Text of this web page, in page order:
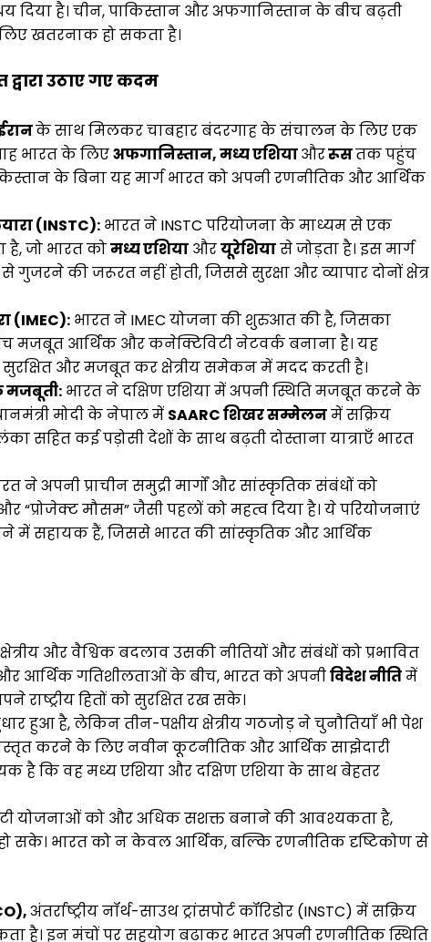
है। चीन, पाकिस्तान और अफगानिस्तान के बीच बढ़ती
खतरनाक हो सकता है।
उठाए गए कदम
के साथ मिलकर चाबहार बंदरगाह के संचालन के लिए एक
भारत के लिएअफगानिस्तान, मध्य एशियाऔररूसतक पहुंच
के बिना यह मार्ग भारत को अपनी रणनीतिक और आर्थिक
(INSTC): भारत ने INSTC परियोजना के माध्यम से एक
है, जो भारत कोमध्य एशिया औरयूरेशियासे जोड़ता है। इस मार्ग
की जरूरत नहीं होती, जिससे सुरक्षा और व्यापार दोनों क्षेत्र
(IMEC): भारत ने IMEC योजना की शुरुआत की है, जिसका
मजबूत आर्थिक और कनेक्टिविटी नेटवर्क बनाना है। यह
सुरक्षित और मजबूत कर क्षेत्रीय समेकन में मदद करती है।
मजबूती: भारत ने दक्षिण एशिया में अपनी स्थिति मजबूत करने के
मोदी के नेपाल में SAARC शिखर सम्मेलनमें सक्रिय
सहित कई पड़ोसी देशों के साथ बढ़ती दोस्ताना यात्राएँ भारत
ने अपनी प्राचीन समुद्री मार्गों और सांस्कृतिक संबंधों को
मौसम” जैसी पहलों को महत्व दिया है। ये परियोजनाएं
देने में सहायक हैं, जिससे भारत की सांस्कृतिक और आर्थिक
और वैश्विक बदलाव उसकी नीतियों और संबंधों को प्रभावित
आर्थिक गतिशीलताओं के बीच, भारत को अपनीविदेश नीतिमें
हितों को सुरक्षित रख सके।
हुआ है, लेकिन तीन-पक्षीय क्षेत्रीय गठजोड़ ने चुनौतियाँ भी पेश
विस्तृत करने के लिए नवीन कूटनीतिक और आर्थिक साझेदारी
है कि वह मध्य एशिया और दक्षिण एशिया के साथ बेहतर
योजनाओं को और अधिक सशक्त बनाने की आवश्यकता है,
हो सके। भारत को न केवल आर्थिक, बल्कि रणनीतिक दृष्टिकोण से
अंतर्राष्ट्रीय नॉर्थ-साउथ ट्रांसपोर्ट कॉरिडोर (INSTC) में सक्रिय
है। इन मंचों पर सहयोग बढ़ाकर भारत अपनी रणनीतिक स्थिति